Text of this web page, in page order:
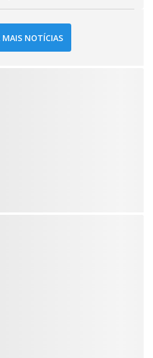
MAIS NOTÍCIAS